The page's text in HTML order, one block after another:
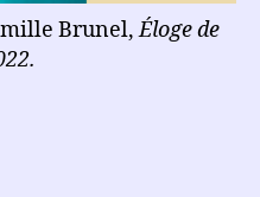
Brunel,Éloge de